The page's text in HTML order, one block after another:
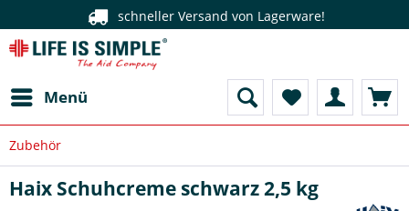
schneller Versand von Lagerware!
Menü
Zubehör
Haix Schuhcreme schwarz 2,5 kg